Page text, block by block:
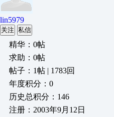
lin5979
关注 私信
精华：0帖
求助：0帖
帖子：1帖 | 1783回
年度积分：0
历史总积分：146
注册：2003年9月12日